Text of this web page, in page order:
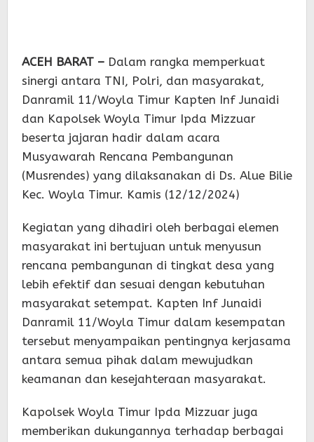
ACEH BARAT – Dalam rangka memperkuat
sinergi antara TNI, Polri, dan masyarakat,
Danramil 11/Woyla Timur Kapten Inf Junaidi
dan Kapolsek Woyla Timur Ipda Mizzuar
beserta jajaran hadir dalam acara
Musyawarah Rencana Pembangunan
(Musrendes) yang dilaksanakan di Ds. Alue Bilie
Kec. Woyla Timur. Kamis (12/12/2024)
Kegiatan yang dihadiri oleh berbagai elemen
masyarakat ini bertujuan untuk menyusun
rencana pembangunan di tingkat desa yang
lebih efektif dan sesuai dengan kebutuhan
masyarakat setempat. Kapten Inf Junaidi
Danramil 11/Woyla Timur dalam kesempatan
tersebut menyampaikan pentingnya kerjasama
antara semua pihak dalam mewujudkan
keamanan dan kesejahteraan masyarakat.
Kapolsek Woyla Timur Ipda Mizzuar juga
memberikan dukungannya terhadap berbagai